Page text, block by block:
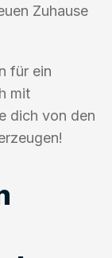
Zuhause
für ein
mit
dich von den